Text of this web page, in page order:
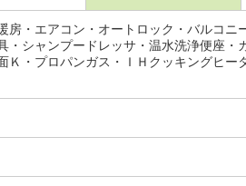
房・エアコン・オートロック・バルコニ
・シャンプードレッサ・温水洗浄便座
Ｋ・プロパンガス・ＩＨクッキングヒ